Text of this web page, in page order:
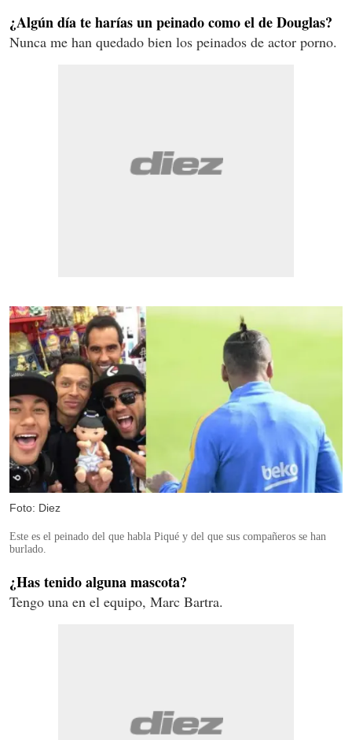
¿Algún día te harías un peinado como el de Douglas?
Nunca me han quedado bien los peinados de actor porno.
Foto: Diez
Este es el peinado del que habla Piqué y del que sus compañeros se han
burlado.
¿Has tenido alguna mascota?
Tengo una en el equipo, Marc Bartra.